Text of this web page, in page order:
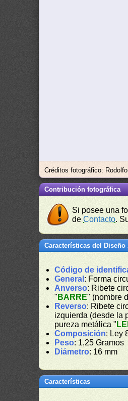
Créditos fotográfico:
Contribución fotográfica
Si posee una
deContacto.
Características del Diseño
Código de
General : Forma
Anverso: Ribete
" BARRE" (nombre
Reverso: Ribete
izquierda (desde la
pureza metálica "
Composición: Ley
Peso: 1,25 Gramos
Diámetro: 16 mm
Características